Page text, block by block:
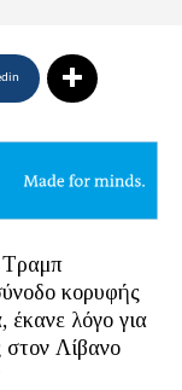
Τραμπ
κορυφής
λόγο για
στον Λίβανο